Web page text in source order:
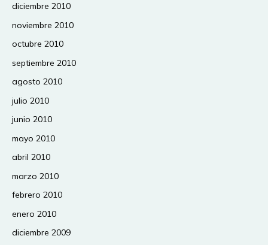
diciembre 2010
noviembre 2010
octubre 2010
septiembre 2010
agosto 2010
julio 2010
junio 2010
mayo 2010
abril 2010
marzo 2010
febrero 2010
enero 2010
diciembre 2009